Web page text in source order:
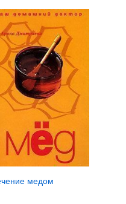
медом